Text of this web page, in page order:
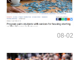
08-02